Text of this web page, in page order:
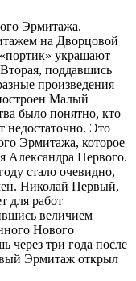
Эрмитажа.
на Дворцовой
украшают
поддавшись
произведения
Малый
было понятно, кто
недостаточно. Это
Эрмитажа, которое
Александра Первого.
стало очевидно,
Николай Первый,
для работ
величием
Нового
через три года после
Эрмитаж открыл